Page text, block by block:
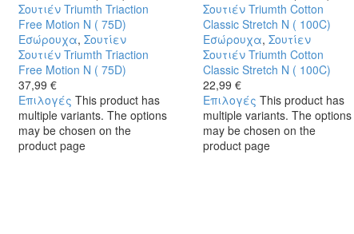
Σουτιέν Triumth Triaction
Free Motion N ( 75D)
Εσώρουχα, Σουτίεν
Σουτιέν Triumth Triaction
Free Motion N ( 75D)
37,99 €
Επιλογές This product has
multiple variants. The options
may be chosen on the
product page
Σουτιέν Triumth Cotton
Classic Stretch N ( 100C)
Εσώρουχα, Σουτίεν
Σουτιέν Triumth Cotton
Classic Stretch N ( 100C)
22,99 €
Επιλογές This product has
multiple variants. The options
may be chosen on the
product page